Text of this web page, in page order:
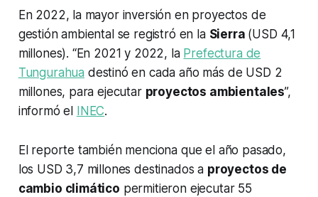
En 2022, la mayor inversión en proyectos de
gestión ambiental se registró en la Sierra (USD 4,1
millones). “En 2021 y 2022, la Prefectura de
Tungurahua destinó en cada año más de USD 2
millones, para ejecutar proyectos ambientales”,
informó el
INEC.
El reporte también menciona que el año pasado,
los USD 3,7 millones destinados a proyectos de
cambio climático permitieron ejecutar 55